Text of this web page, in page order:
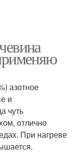
азотное
и
чуть
отлично
При нагреве